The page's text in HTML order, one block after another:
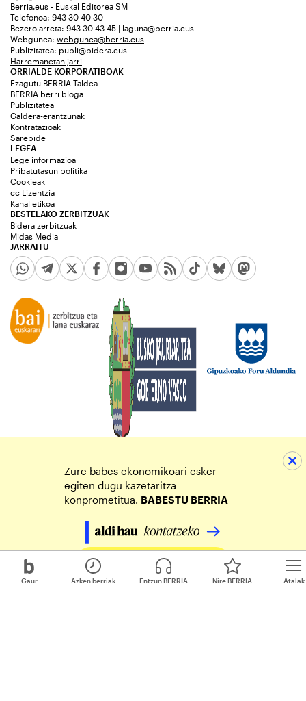
Gaur Atalak
Azken berriak Entzun BERRIA Nire BERRIA
Berria.eus - Euskal Editorea SM
Telefonoa: 943 30 40 30
Bezero arreta: 943 30 43 45 | laguna@berria.eus
Webgunea: webgunea@berria.eus
Publizitatea: publi@bidera.eus
Harremanetan jarri
ORRIALDE KORPORATIBOAK
Ezagutu BERRIA Taldea
BERRIA berri bloga
Publizitatea
Galdera-erantzunak
Kontratazioak
Sarebide
JARRAITU
LEGEA
Lege informazioa
Pribatutasun politika
Cookieak
cc Lizentzia
Kanal etikoa
BESTELAKO ZERBITZUAK
Bidera zerbitzuak
Midas Media
Zure babes ekonomikoari esker
egiten dugu kazetaritza
konprometitua. BABESTU BERRIA
Egin zure ekarpena